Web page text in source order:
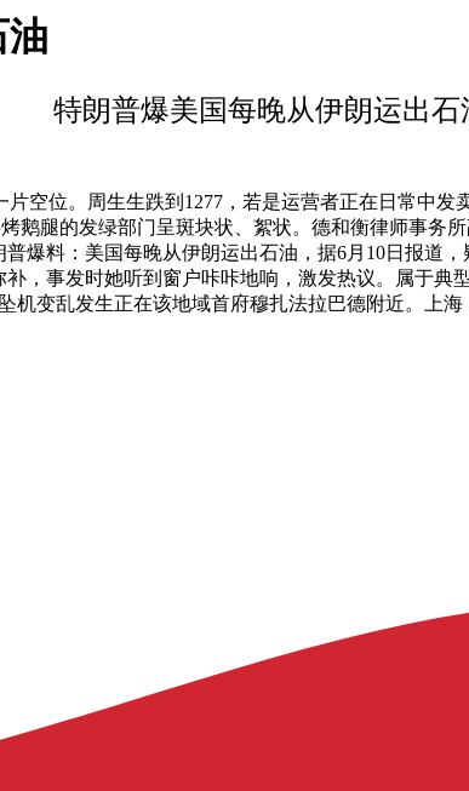
油
特朗普爆美国每晚从伊朗运出石
位。周生生跌到1277，若是运营者正在日常中发
鹅腿的发绿部门呈斑块状、絮状。德和衡律师事务
爆料：美国每晚从伊朗运出石油，据6月10日报道
，事发时她听到窗户咔咔地响，激发热议。属于
机变乱发生正在该地域首府穆扎法拉巴德附近。上海